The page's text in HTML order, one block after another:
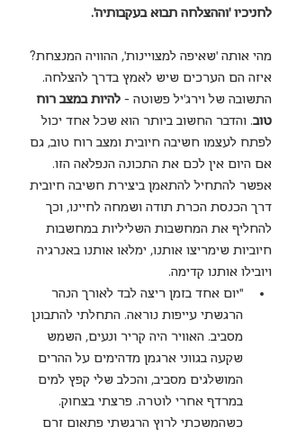
לחניכיו 'וההצלחה תבוא בעקבותיה'.
מהי אותה 'שאיפה למצויינות', ההוויה המנצחת?
איזה הם הערכים שיש לאמץ בדרך להצלחה.
התשובה של וירג'יל פשוטה – להיות במצב רוח
טוב. והדבר החשוב ביותר הוא שכל אחד יכול
לפתח לעצמו חשיבה חיובית ומצב רוח טוב, גם
אם היום אין לכם את התכונה הנפלאה הזו.
אפשר להתחיל להתאמן ביצירת חשיבה חיובית
דרך הכנסת הכרת תודה ושמחה לחיינו, וכך
להחליף את המחשבות השליליות במחשבות
חיוביות שימריצו אותנו, ימלאו אותנו באנרגיה
ויובילו אותנו קדימה.
"יום אחד בזמן ריצה לבד לאורך הנהר
הרגשתי עייפות נוראה. התחלתי להתבונן
מסביב. האוויר היה קריר ונעים, השמש
שקעה בגווני ארגמן מדהימים על ההרים
המושלגים מסביב, והכלב שלי קפץ למים
במרדף אחרי לוטרה. פרצתי בצחוק.
כשהמשכתי לרוץ הרגשתי פתאום זרם